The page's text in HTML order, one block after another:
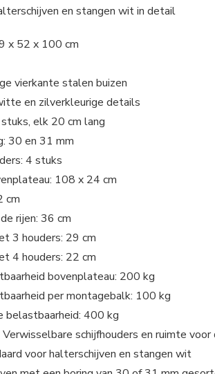
en stangen wit in detail
x 52 x 100 cm
vierkante stalen buizen
en zilverkleurige details
elk 20 cm lang
30 en 31 mm
4 stuks
108 x 24 cm
cm
rijen: 36 cm
3 houders: 29 cm
4 houders: 22 cm
bovenplateau: 200 kg
per montagebalk: 100 kg
400 kg
schijfhouders en ruimte
voor halterschijven en stangen wit